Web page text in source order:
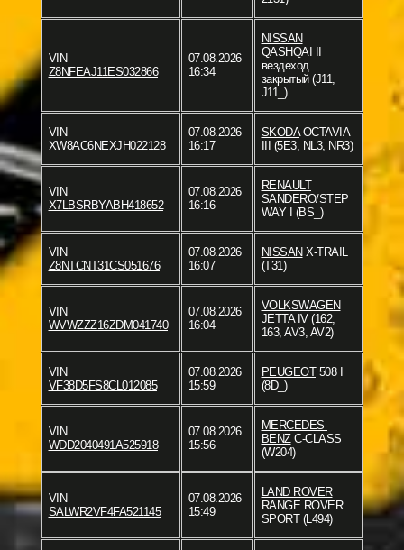
VIN
Z8NFEAJ11ES032866
07.08.2026
16:34
NISSAN
QASHQAI II
вездеход
закрытый (J11,
J11_)
VIN
XW8AC6NEXJH022128
07.08.2026
16:17
SKODAOCTAVIA
III (5E3, NL3, NR3)
VIN
X7LBSRBYABH418652
07.08.2026
16:16
RENAULT
SANDERO/STEP
WAY I (BS_)
VIN
Z8NTCNT31CS051676
07.08.2026
16:07
NISSANX-TRAIL
(T31)
VIN
WVWZZZ16ZDM041740
07.08.2026
16:04
VOLKSWAGEN
JETTA IV (162,
163, AV3, AV2)
VIN
VF38D5FS8CL012085
07.08.2026
15:59
PEUGEOT508 I
(8D_)
VIN
WDD2040491A525918
07.08.2026
15:56
MERCEDES-
BENZC-CLASS
(W204)
VIN
SALWR2VF4FA521145
07.08.2026
15:49
LAND ROVER
RANGE ROVER
SPORT (L494)